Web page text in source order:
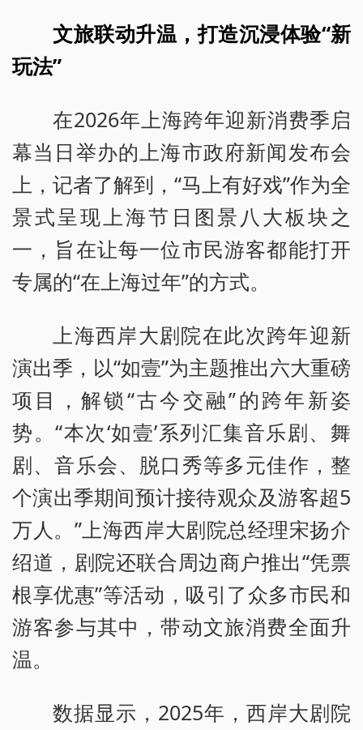
文旅联动升温，打造沉浸体验“新
玩法”
在2026年上海跨年迎新消费季启
幕当日举办的上海市政府新闻发布会
上，记者了解到，“马上有好戏”作为全
景式呈现上海节日图景八大板块之
一，旨在让每一位市民游客都能打开
专属的“在上海过年”的方式。
上海西岸大剧院在此次跨年迎新
演出季，以“如壹”为主题推出六大重磅
项目，解锁“古今交融”的跨年新姿
势。“本次‘如壹’系列汇集音乐剧、舞
剧、音乐会、脱口秀等多元佳作，整
个演出季期间预计接待观众及游客超5
万人。”上海西岸大剧院总经理宋扬介
绍道，剧院还联合周边商户推出“凭票
根享优惠”等活动，吸引了众多市民和
游客参与其中，带动文旅消费全面升
温。
数据显示，2025年，西岸大剧院